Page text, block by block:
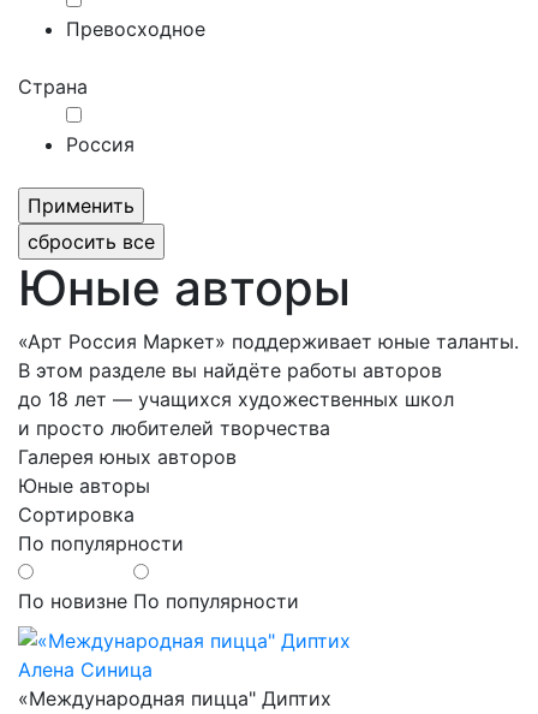
Превосходное
Страна
Россия
Юные авторы
«Арт Россия Маркет» поддерживает юные таланты.
В этом разделе вы найдёте работы авторов
до 18 лет ― учащихся художественных школ
и просто любителей творчества
Галерея юных авторов
Юные авторы
Сортировка
По популярности
По новизне По популярности
Алена Синица
«Международная пицца" Диптих